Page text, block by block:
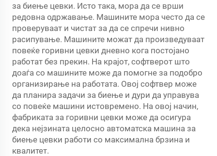
за биење цевки. Исто така, мора да се врши
редовна одржавање. Машините мора често да се
проверуваат и чистат за да се спречи нивно
расипување. Машините можат да произведуваат
повеќе горивни цевки дневно кога постојано
работат без прекин. На крајот, софтверот што
доаѓа со машините може да помогне за подобро
организирање на работата. Овој софтвер може
да планира задачи за биење и дури да управува
со повеќе машини истовремено. На овој начин,
фабриката за горивни цевки може да осигура
дека нејзината целосно автоматска машина за
биење цевки работи со максимална брзина и
квалитет.